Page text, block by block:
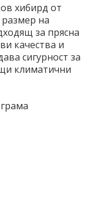
хибирд от
на
за прясна
качества и
сигурност за
климатични